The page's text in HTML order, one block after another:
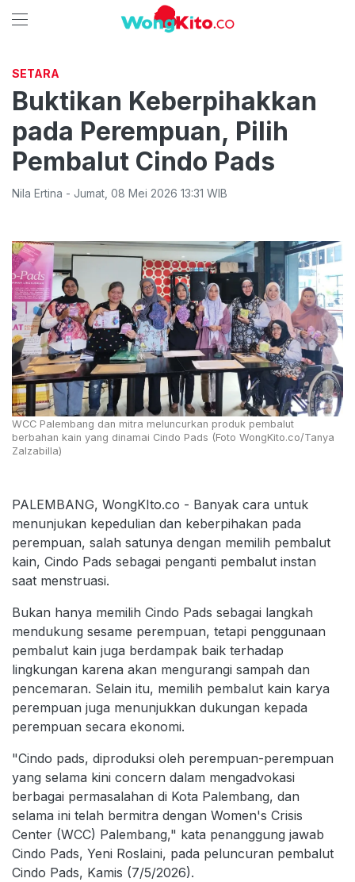
SETARA
Buktikan Keberpihakkan
pada Perempuan, Pilih
Pembalut Cindo Pads
Nila Ertina - Jumat 08 Mei 2026 13:31 WIB
WCC Palembang dan mitra meluncurkan produk pembalut
berbahan kain yang dinamai Cindo Pads (Foto WongKito.co/Tanya
Zalzabilla)
PALEMBANG, WongKIto.co - Banyak cara untuk
menunjukan kepedulian dan keberpihakan pada
perempuan, salah satunya dengan memilih pembalut
kain, Cindo Pads sebagai penganti pembalut instan
saat menstruasi.
Bukan hanya memilih Cindo Pads sebagai langkah
mendukung sesame perempuan, tetapi penggunaan
pembalut kain juga berdampak baik terhadap
lingkungan karena akan mengurangi sampah dan
pencemaran. Selain itu, memilih pembalut kain karya
perempuan juga menunjukkan dukungan kepada
perempuan secara ekonomi.
"Cindo pads, diproduksi oleh perempuan-perempuan
yang selama kini concern dalam mengadvokasi
berbagai permasalahan di Kota Palembang, dan
selama ini telah bermitra dengan Women's Crisis
Center (WCC) Palembang," kata penanggung jawab
Cindo Pads, Yeni Roslaini, pada peluncuran pembalut
Cindo Pads, Kamis (7/5/2026).